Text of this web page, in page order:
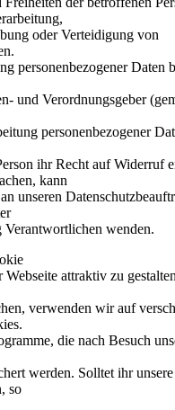
oder Verteidigung von
personenbezogener Daten
und Verordnungsgeber
personenbezogener
ihr Recht auf Widerruf
kann
unseren
Verantwortlichen wenden.
Webseite attraktiv zu
verwenden wir auf
die nach Besuch
werden. Solltet ihr
so